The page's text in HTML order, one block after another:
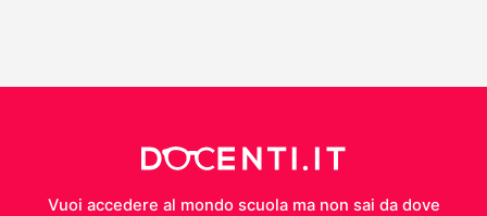
Vuoi accedere al mondo scuola ma non sai da dove